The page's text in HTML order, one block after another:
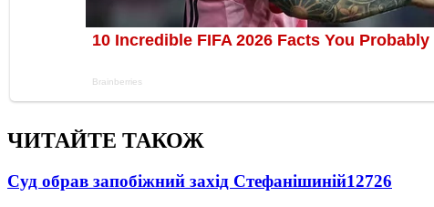
ЧИТАЙТЕ ТАКОЖ
Суд обрав запобіжний захід Стефанішиній12726